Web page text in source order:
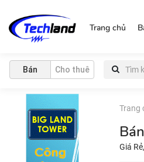
Trang chủ
Bán Cho thuê
Trang
Giá